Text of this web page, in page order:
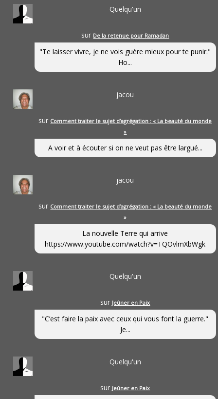
Quelqu'un
sur De la retenue pour Ramadan
"Te laisser vivre, je ne vois guère mieux pour te punir."
Ho...
jacou
sur Comment traiter le sujet d’agrégation : « La beauté du monde
»
A voir et à écouter si on ne veut pas être largué...
jacou
sur Comment traiter le sujet d’agrégation : « La beauté du monde
»
La nouvelle Terre qui arrive
https://www.youtube.com/watch?v=TQOvlmXbWgk
Quelqu'un
sur Jeûner en Paix
"C’est faire la paix avec ceux qui vous font la guerre."
Je...
Quelqu'un
sur Jeûner en Paix